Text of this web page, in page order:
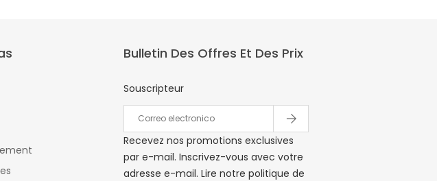
Bulletin Des Offres Et Des Prix
Souscripteur
Recevez nos promotions exclusives
par e-mail. Inscrivez-vous avec votre
adresse e-mail. Lire notre politique de